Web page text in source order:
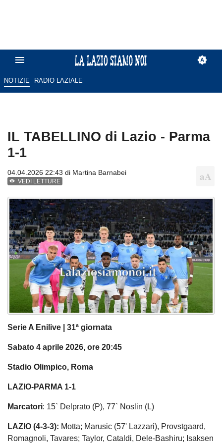
NOTIZIE RADIO LAZIALE
IL TABELLINO di Lazio - Parma
1-1
04.04.2026 22:43 di Martina Barnabei
VEDI LETTURE
Serie A Enilive | 31ª giornata
Sabato 4 aprile 2026, ore 20:45
Stadio Olimpico, Roma
LAZIO-PARMA 1-1
Marcatori: 15` Delprato (P), 77` Noslin (L)
LAZIO (4-3-3): Motta; Marusic (57' Lazzari), Provstgaard,
Romagnoli, Tavares; Taylor, Cataldi, Dele-Bashiru; Isaksen